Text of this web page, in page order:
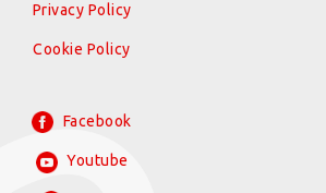
Privacy Policy
Cookie Policy
Facebook
Youtube